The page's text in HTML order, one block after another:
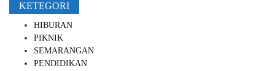
KETEGORI
HIBURAN
PIKNIK
SEMARANGAN
PENDIDIKAN